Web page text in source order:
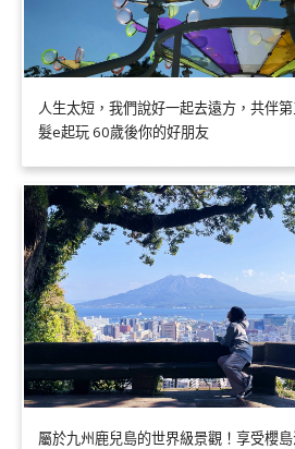
人生太短，我們說好一起去遠方，共伴
髮e起玩 60歲後你的好朋友
屬於九州鹿兒島的世界級景觀！享受櫻